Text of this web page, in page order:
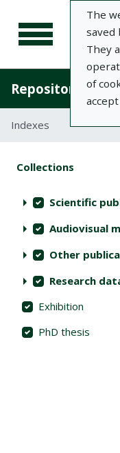
The
saved
They
of
Repository of
Indexes
Actions on collections
Collections
Scientific
Audiovisual
Other
Research
Exhibition
PhD thesis